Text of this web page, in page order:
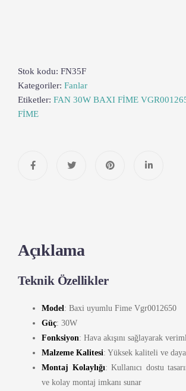
Stok kodu: FN35F
Kategoriler: Fanlar
Etiketler: FAN 30W BAXI FİME
FİME
Açıklama
Teknik Özellikler
Model: Baxi uyumlu Fime Vgr0012650
Güç: 30W
Fonksiyon: Hava akışını sağlayarak
Malzeme Kalitesi: Yüksek kaliteli ve
Montaj Kolaylığı: Kullanıcı dostu
ve kolay montaj imkanı sunar